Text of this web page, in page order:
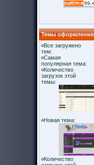
Темы оформления
Все загружено
тем:
Самая
популярная тема:
Количество
загрузок этой
темы:
Новая тема:
Количество